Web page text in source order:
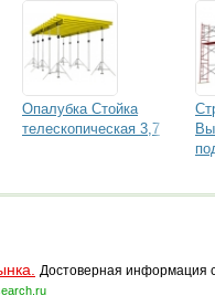
Опалубка Стойка
телескопическая 3,7
Достоверная информация